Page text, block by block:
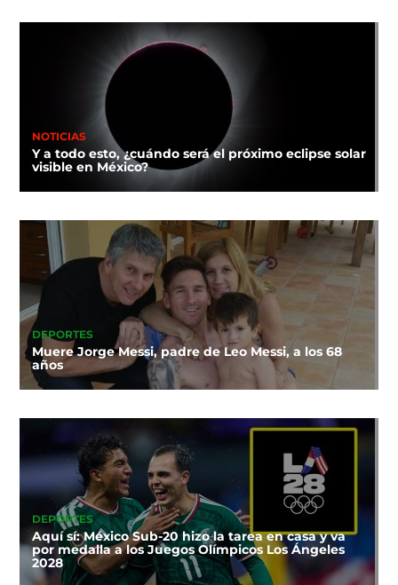
NOTICIAS
Y a todo esto, ¿cuándo será el próximo eclipse solar
visible en México?
DEPORTES
Muere Jorge Messi, padre de Leo Messi, a los 68
años
DEPORTES
Aquí sí: México Sub-20 hizo la tarea en casa y va
por medalla a los Juegos Olímpicos Los Ángeles
2028